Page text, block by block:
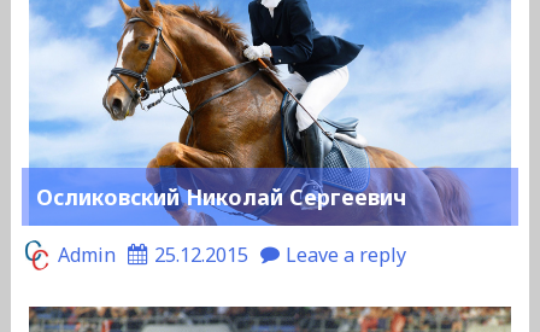
Осликовский Николай Сергеевич
Admin 25.12.2015 Leave a reply